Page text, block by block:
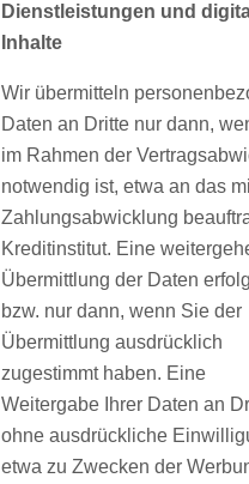
Dienstleistungen und
Inhalte
Wir übermitteln
Daten an Dritte nur dann,
im Rahmen der
notwendig ist, etwa an das
Zahlungsabwicklung
Kreditinstitut. Eine
Übermittlung der Daten
bzw. nur dann, wenn Sie der
Übermittlung ausdrücklich
zugestimmt haben. Eine
Weitergabe Ihrer Daten an
ohne ausdrückliche
etwa zu Zwecken der